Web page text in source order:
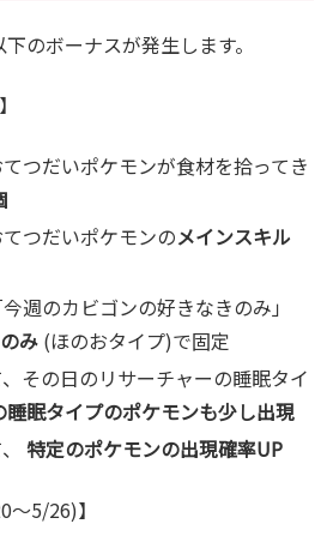
のボーナスが発生します。
つだいポケモンが食材を拾ってき
つだいポケモンのメインスキル
週のカビゴンの好きなきのみ」
み (ほのおタイプ)で固定
その日のリサーチャーの睡眠タイ
睡眠タイプのポケモンも少し出現
、特定のポケモンの出現確率UP
～5/26)】